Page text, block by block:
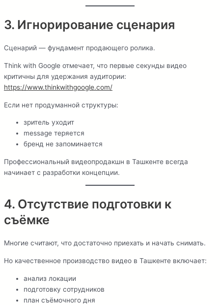
3. Игнорирование сценария
Сценарий — фундамент продающего ролика.
Think with Google отмечает, что первые секунды видео
критичны для удержания аудитории:
https://www.thinkwithgoogle.com/
Если нет продуманной структуры:
зритель уходит
message теряется
бренд не запоминается
Профессиональный видеопродакшн в Ташкенте всегда
начинает с разработки концепции.
4. Отсутствие подготовки к
съёмке
Многие считают, что достаточно приехать и начать снимать.
Но качественное производство видео в Ташкенте включает:
анализ локации
подготовку сотрудников
план съёмочного дня